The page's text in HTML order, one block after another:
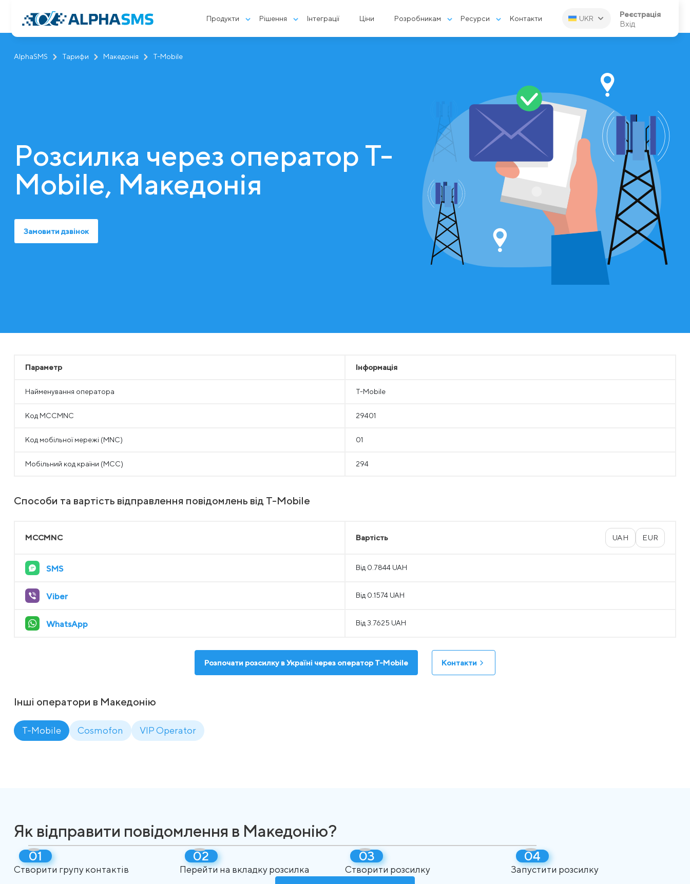
AlphaSMS Тарифи Македонія T-Mobile
Продукти Рішення Інтеграції Ціни Розробникам Ресурси Контакти UKR Реєстрація
Вхід
Розсилка через оператор T-
Mobile, Македонія
Замовити дзвінок
Параметр Інформація
Найменування оператора T-Mobile
Код MCCMNC 29401
Код мобільної мережі (MNC) 01
Мобільний код країни (MCC) 294
Способи та вартість відправлення повідомлень від T-Mobile
MCCMNC Вартість UAH EUR
SMS Від 0.7844 UAH
Viber Від 0.1574 UAH
WhatsApp Від 3.7625 UAH
Розпочати розсилку в Україні через оператор T-Mobile Контакти
Інші оператори в Македонію
T-Mobile Cosmofon VIP Operator
Як відправити повідомлення в Македонію?
Створити групу контактів Перейти на вкладку розсилка Створити розсилку Запустити розсилку